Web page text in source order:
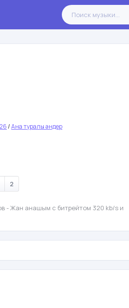
/Ана туралы әндер
2
- Жан анашым с битрейтом 320 kb/s и